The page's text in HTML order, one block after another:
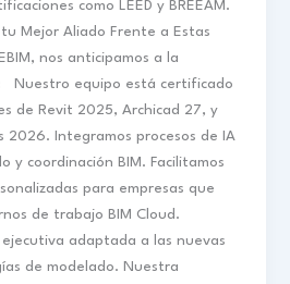
como LEED y BREEAM.
tu Mejor Aliado Frente a Estas
nos anticipamos a la
Nuestro equipo está certificado
de Revit 2025, Archicad 27, y
2026. Integramos procesos de IA
y coordinación BIM. Facilitamos
para empresas que
de trabajo BIM Cloud.
adaptada a las nuevas
de modelado. Nuestra